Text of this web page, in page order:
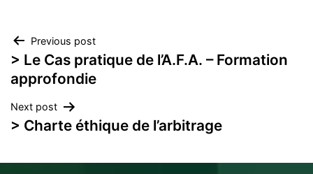
Navigation
de
l’article
Previous post
> Le Cas pratique de l’A.F.A. – Formation
approfondie
Next post
> Charte éthique de l’arbitrage